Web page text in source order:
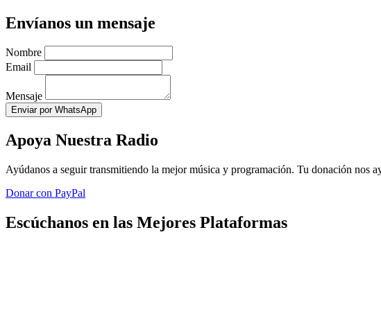
Envíanos un mensaje
Nombre
Email
Mensaje
Enviar por WhatsApp
Apoya Nuestra Radio
Ayúdanos a seguir transmitiendo la mejor música y programación. Tu donación nos
Donar con PayPal
Escúchanos en las Mejores Plataformas